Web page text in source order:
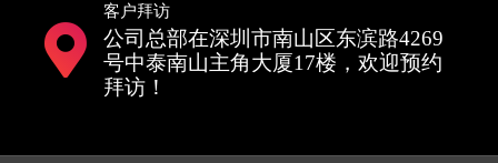
客户拜访
公司总部在深圳市南山区东滨路4269
号中泰南山主角大厦17楼，欢迎预约
拜访！